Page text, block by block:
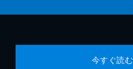
今すぐ読む